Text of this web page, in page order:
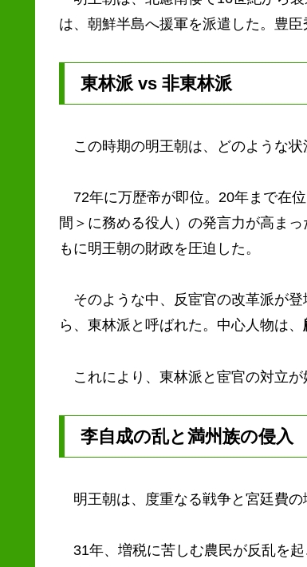
は、朝鮮半島へ援軍を派遣した。豊
東林派 vs 非東林派
この時期の明王朝は、どのような状
72年に万歴帝が即位。20年まで在
間＞に務める役人）の発言力が高ま
もに明王朝の財政を圧迫した。
そのような中、反宦官の改革派が
ら、東林派と呼ばれた。中心人物は、
これにより、東林派と宦官の対立が
李自成の乱と満州族の侵入
明王朝は、度重なる戦争と宮廷費の
31年、増税に苦しむ農民が反乱を